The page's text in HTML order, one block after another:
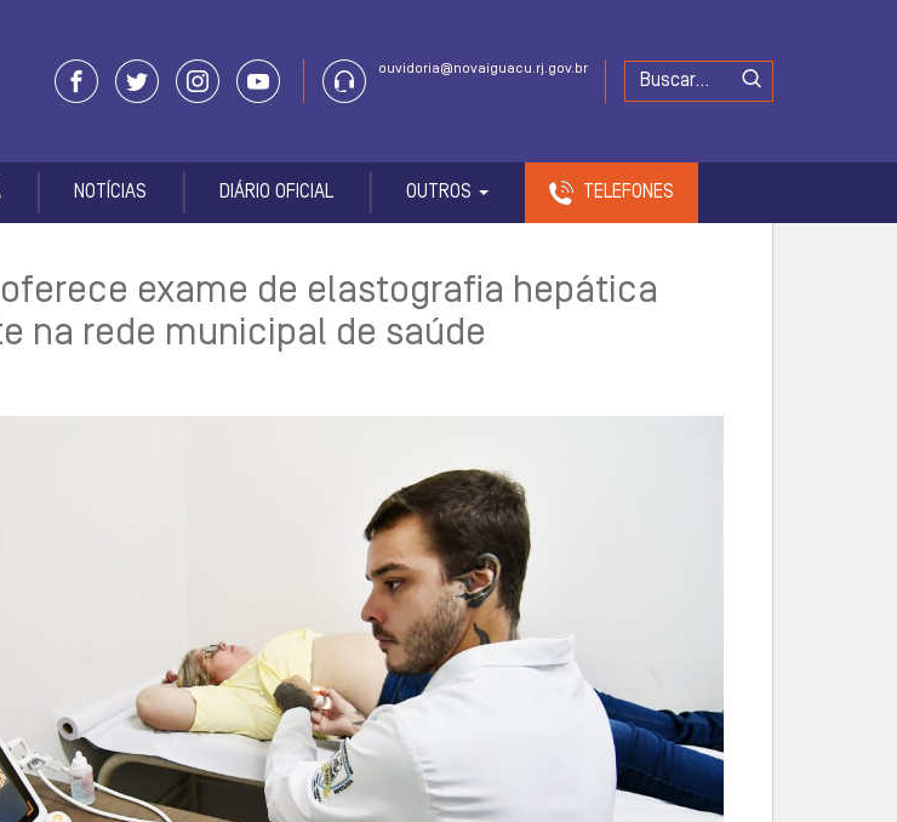
ouvidoria@novaiguacu.rj.gov.br
NOTÍCIAS DIÁRIO OFICIAL OUTROS TELEFONES
exame de elastografia hepática
na rede municipal de saúde